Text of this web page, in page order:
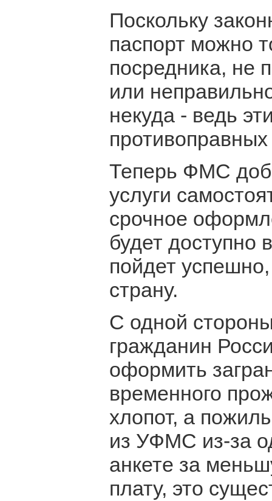
Поскольку
паспорт можно
посредника, не
или
некуда - ведь
Теперь ФМС
услуги
срочное
будет доступно
пойдет
страну.
С одной
гражданин
оформить
временного
хлопот, а
из УФМС из-за
анкете за
плату, это